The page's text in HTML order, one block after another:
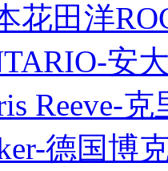
花田洋
安
Reeve-
德国博